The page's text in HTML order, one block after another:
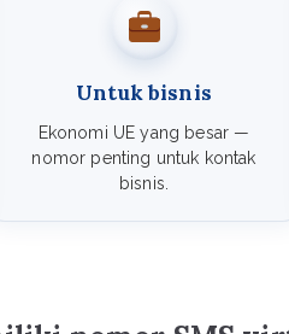
Untuk bisnis
Ekonomi UE yang besar —
nomor penting untuk kontak
bisnis.